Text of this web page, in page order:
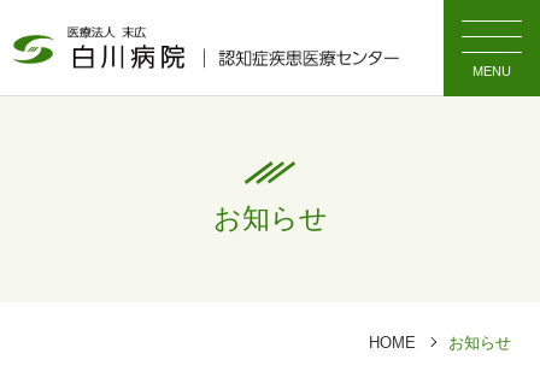
MENU
お知らせ
HOME お知らせ